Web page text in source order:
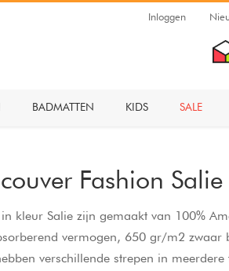
Inloggen
BADMATTEN KIDS SALE
Fashion
kleur Salie zijn gemaakt van 100%
vermogen, 650 gr/m2 zwaar
verschillende strepen in